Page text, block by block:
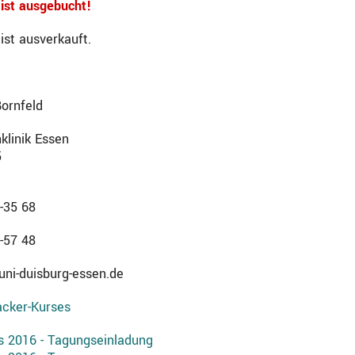
ausgebucht!
ausverkauft.
Essen
68
48
duisburg-essen.de
Kurses
2016 - Tagungseinladung